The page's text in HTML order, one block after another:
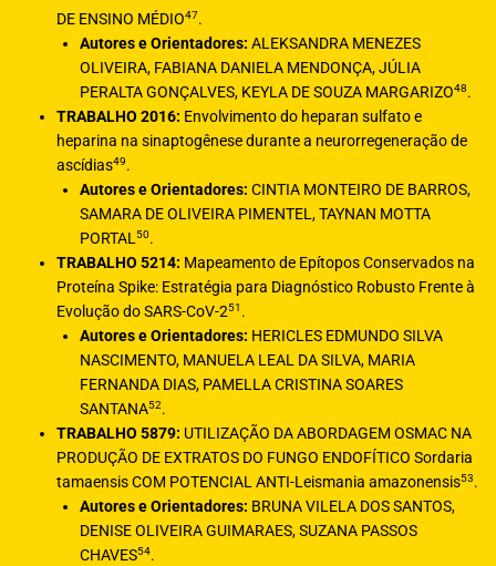
DE ENSINO MÉDIO47.
Autores e Orientadores: ALEKSANDRA MENEZES
OLIVEIRA, FABIANA DANIELA MENDONÇA, JÚLIA
PERALTA GONÇALVES, KEYLA DE SOUZA MARGARIZO48.
TRABALHO 2016: Envolvimento do heparan sulfato e
heparina na sinaptogênese durante a neurorregeneração de
ascídias49.
Autores e Orientadores: CINTIA MONTEIRO DE BARROS,
SAMARA DE OLIVEIRA PIMENTEL, TAYNAN MOTTA
PORTAL50.
TRABALHO 5214: Mapeamento de Epítopos Conservados na
Proteína Spike: Estratégia para Diagnóstico Robusto Frente à
Evolução do SARS-CoV-251 .
Autores e Orientadores: HERICLES EDMUNDO SILVA
NASCIMENTO, MANUELA LEAL DA SILVA, MARIA
FERNANDA DIAS, PAMELLA CRISTINA SOARES
SANTANA52.
TRABALHO 5879: UTILIZAÇÃO DA ABORDAGEM OSMAC NA
PRODUÇÃO DE EXTRATOS DO FUNGO ENDOFÍTICO Sordaria
tamaensis COM POTENCIAL ANTI-Leismania amazonensis53.
Autores e Orientadores: BRUNA VILELA DOS SANTOS,
DENISE OLIVEIRA GUIMARAES, SUZANA PASSOS
CHAVES54.